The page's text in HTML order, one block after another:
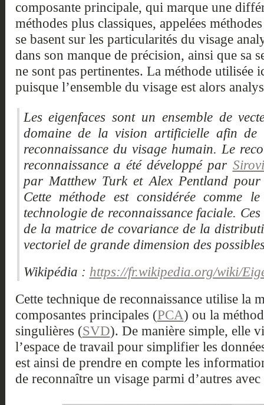
composante principale, qui marque une
méthodes plus classiques, appelées
se basent sur les particularités du visage
dans son manque de précision, ainsi que sa
ne sont pas pertinentes. La méthode utilisée
puisque l’ensemble du visage est alors
Les eigenfaces sont un ensemble de
domaine de la vision artificielle afin de
reconnaissance du visage humain. Le
reconnaissance a été développé par
par Matthew Turk et Alex Pentland
Cette méthode est considérée comme
technologie de reconnaissance faciale.
de la matrice de covariance de la
vectoriel de grande dimension des
Wikipédia : https://fr.wikipedia.org/wiki/
Cette technique de reconnaissance utilise la
composantes principales (PCA) ou la
singulières (SVD). De manière simple, elle
l’espace de travail pour simplifier les
est ainsi de prendre en compte les
de reconnaître un visage parmi d’autres